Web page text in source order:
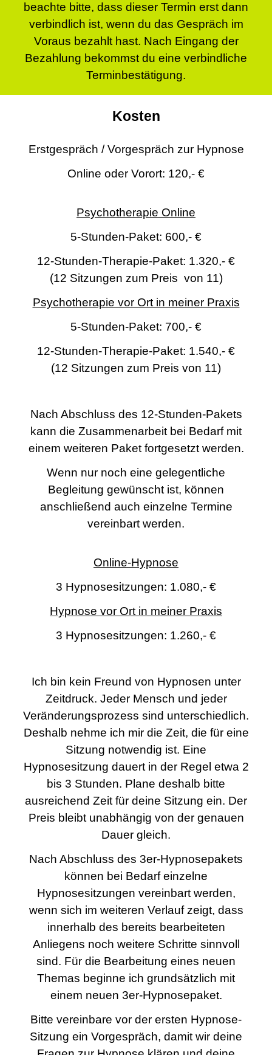
beachte bitte, dass dieser Termin erst dann
verbindlich ist, wenn du das Gespräch im
Voraus bezahlt hast. Nach Eingang der
Bezahlung bekommst du eine verbindliche
Terminbestätigung.
Kosten
Erstgespräch / Vorgespräch zur Hypnose
Online oder Vorort: 120,- €
Psychotherapie Online
5-Stunden-Paket: 600,- €
12-Stunden-Therapie-Paket: 1.320,- €
(12 Sitzungen zum Preis von 11)
Psychotherapie vor Ort in meiner Praxis
5-Stunden-Paket: 700,- €
12-Stunden-Therapie-Paket: 1.540,- €
(12 Sitzungen zum Preis von 11)
Nach Abschluss des 12-Stunden-Pakets
kann die Zusammenarbeit bei Bedarf mit
einem weiteren Paket fortgesetzt werden.
Wenn nur noch eine gelegentliche
Begleitung gewünscht ist, können
anschließend auch einzelne Termine
vereinbart werden.
Online-Hypnose
3 Hypnosesitzungen: 1.080,- €
Hypnose vor Ort in meiner Praxis
3 Hypnosesitzungen: 1.260,- €
Ich bin kein Freund von Hypnosen unter
Zeitdruck. Jeder Mensch und jeder
Veränderungsprozess sind unterschiedlich.
Deshalb nehme ich mir die Zeit, die für eine
Sitzung notwendig ist. Eine
Hypnosesitzung dauert in der Regel etwa 2
bis 3 Stunden. Plane deshalb bitte
ausreichend Zeit für deine Sitzung ein. Der
Preis bleibt unabhängig von der genauen
Dauer gleich.
Nach Abschluss des 3er-Hypnosepakets
können bei Bedarf einzelne
Hypnosesitzungen vereinbart werden,
wenn sich im weiteren Verlauf zeigt, dass
innerhalb des bereits bearbeiteten
Anliegens noch weitere Schritte sinnvoll
sind. Für die Bearbeitung eines neuen
Themas beginne ich grundsätzlich mit
einem neuen 3er-Hypnosepaket.
Bitte vereinbare vor der ersten Hypnose-
Sitzung ein Vorgespräch, damit wir deine